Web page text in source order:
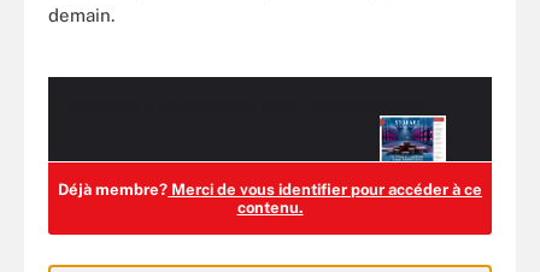
demain.
Déjà membre? Merci de vous identifier pour accéder à ce
contenu.